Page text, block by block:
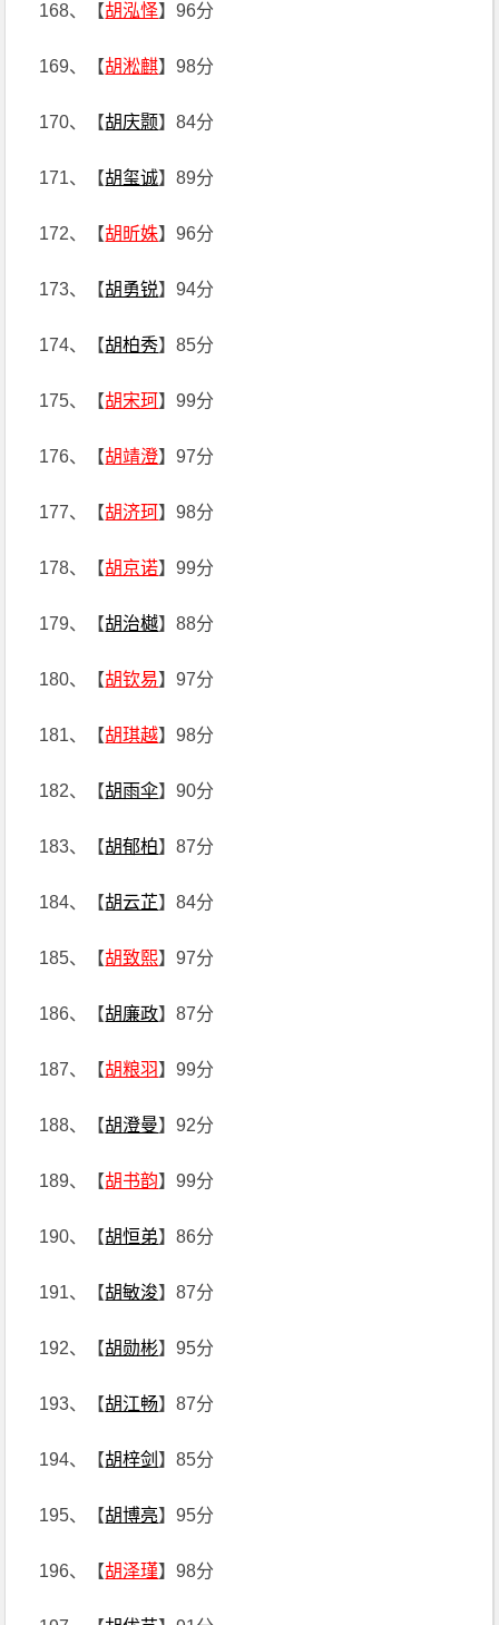
168、【胡泓怿】96分
169、【胡淞麒】98分
170、【胡庆颢】84分
171、【胡玺诚】89分
172、【胡昕姝】96分
173、【胡勇锐】94分
174、【胡柏秀】85分
175、【胡宋珂】99分
176、【胡靖澄】97分
177、【胡济珂】98分
178、【胡京诺】99分
179、【胡治樾】88分
180、【胡钦易】97分
181、【胡琪越】98分
182、【胡雨伞】90分
183、【胡郁柏】87分
184、【胡云芷】84分
185、【胡致熙】97分
186、【胡廉政】87分
187、【胡粮羽】99分
188、【胡澄曼】92分
189、【胡书韵】99分
190、【胡恒弟】86分
191、【胡敏浚】87分
192、【胡勋彬】95分
193、【胡江畅】87分
194、【胡梓剑 】85分
195、【胡博亮】95分
196、【胡泽瑾】98分